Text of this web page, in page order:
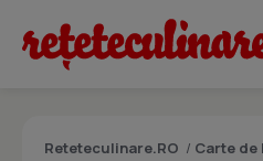
Reteteculinare.RO / Carte de